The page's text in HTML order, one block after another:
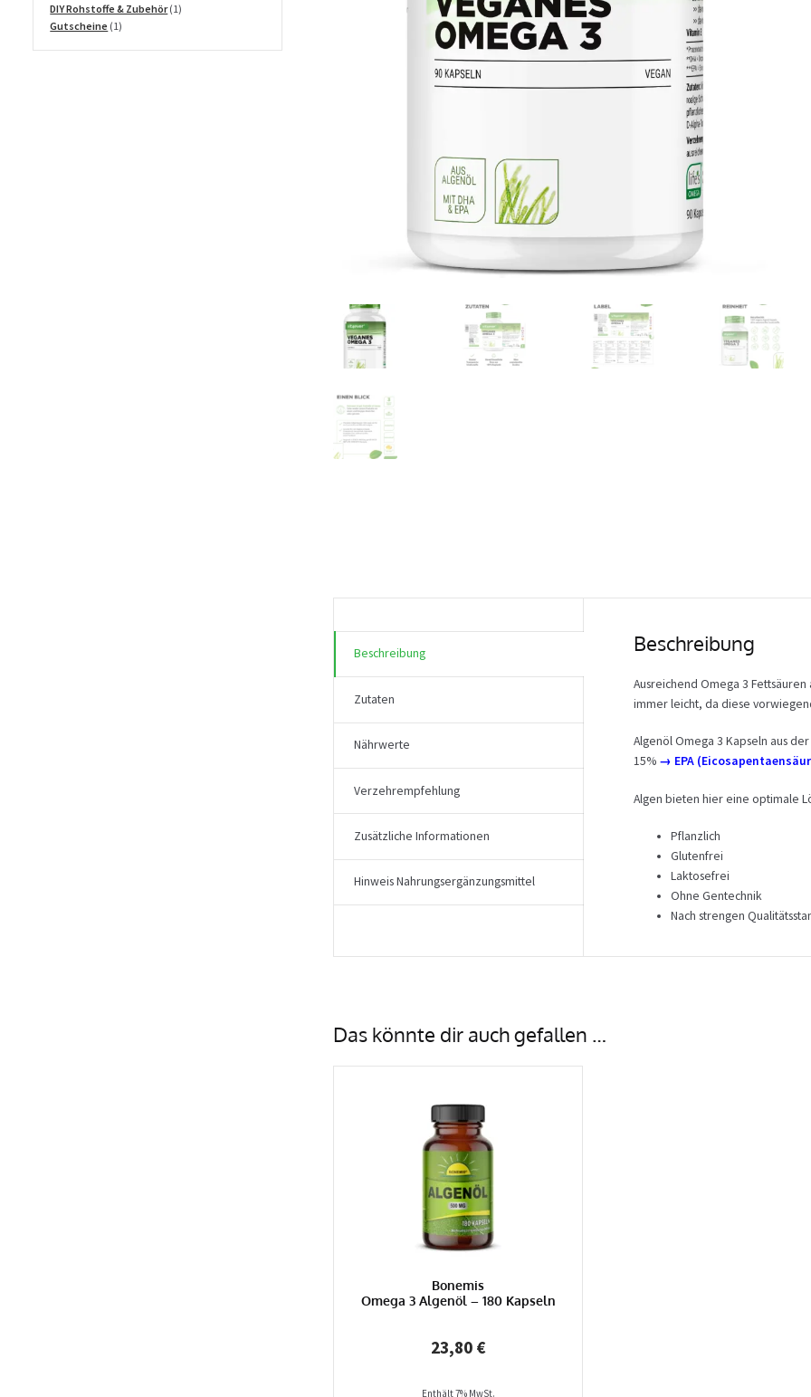
Beschreibung
Zutaten
Nährwerte
Verzehrempfehlung
Zusätzliche Informationen
Hinweis Nahrungsergänzungsmittel
Beschreibung
Ausreichend Omega 3
immer leicht, da diese
Algenöl Omega 3 Kapseln aus
15% → EPA
Algen bieten hier eine optimale
Pflanzlich
Glutenfrei
Laktosefrei
Ohne Gentechnik
Nach strengen
Das könnte dir auch gefallen …
Bonemis
Omega 3 Algenöl – 180 Kapseln
23,80 €
Enthält 7% MwSt.
Produkte
DIY Rohstoffe & Zubehör 11
Gutscheine 11